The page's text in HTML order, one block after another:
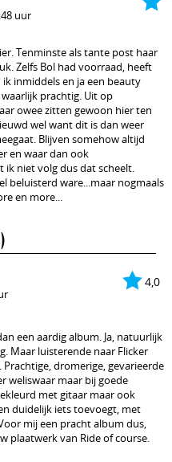
uur
Tenminste als tante post haar
Zelfs Bol had voorraad, heeft
ik inmiddels en ja een beauty
prachtig. Uit op
owee zitten gewoon hier ten
wel want dit is dan weer
Blijven somehow altijd
en waar dan ook
ik niet volg dus dat scheelt.
beluisterd ware...maar nogmaals
en more...
4,0
een aardig album. Ja, natuurlijk
Maar luisterende naar Flicker
dromerige, gevarieerde
weliswaar maar bij goede
met gitaar maar ook
duidelijk iets toevoegt, met
mij een pracht album dus,
plaatwerk van Ride of course.